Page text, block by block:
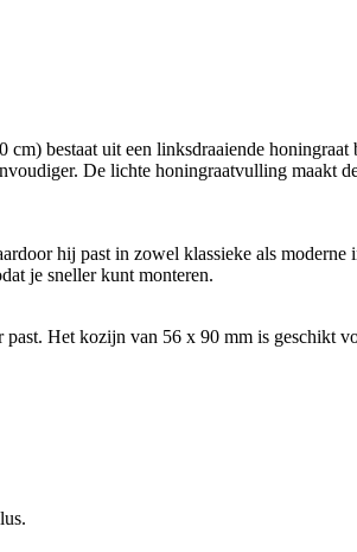
bestaat uit een linksdraaiende honingraat
De lichte honingraatvulling maakt
hij past in zowel klassieke als
je sneller kunt monteren.
Het kozijn van 56 x 90 mm is geschikt